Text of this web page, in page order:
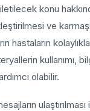
konu
ve
hastaların
kullanımı,
olabilir.